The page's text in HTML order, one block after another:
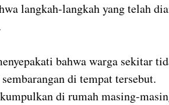
langkah-langkah yang telah
bahwa warga sekitar
di tempat tersebut.
di rumah masing-